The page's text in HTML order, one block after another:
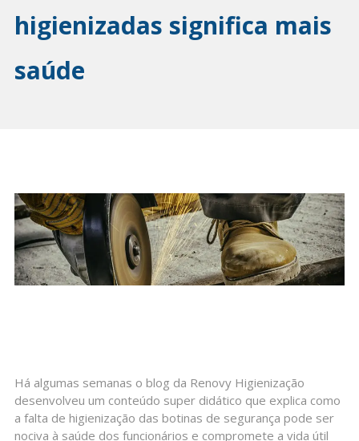
higienizadas significa mais
saúde
Há algumas semanas o blog da Renovy Higienização
desenvolveu um conteúdo super didático que explica como
a falta de higienização das botinas de segurança pode ser
nociva à saúde dos funcionários e compromete a vida útil